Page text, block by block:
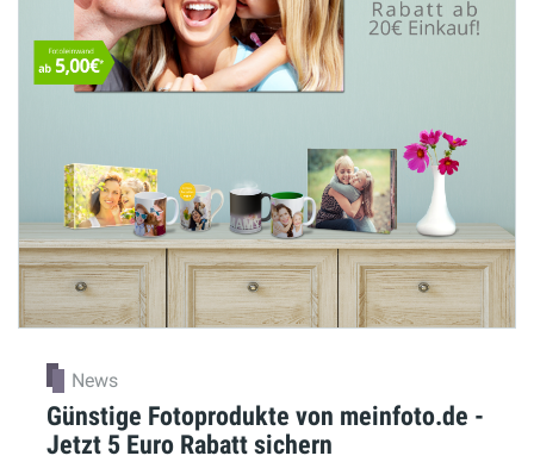
News
Günstige Fotoprodukte von meinfoto.de -
Jetzt 5 Euro Rabatt sichern